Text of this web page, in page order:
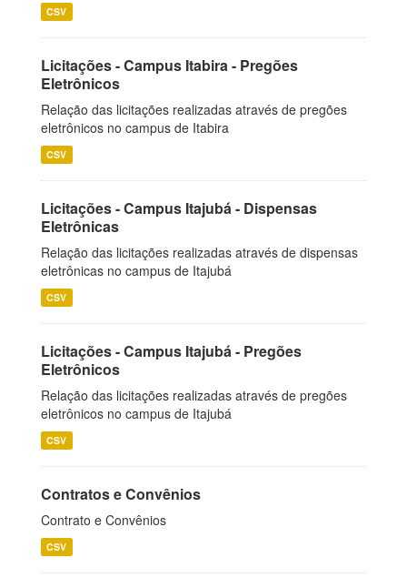
CSV
Licitações - Campus Itabira - Pregões
Eletrônicos
Relação das licitações realizadas através de pregões
eletrônicos no campus de Itabira
CSV
Licitações - Campus Itajubá - Dispensas
Eletrônicas
Relação das licitações realizadas através de dispensas
eletrônicas no campus de Itajubá
CSV
Licitações - Campus Itajubá - Pregões
Eletrônicos
Relação das licitações realizadas através de pregões
eletrônicos no campus de Itajubá
CSV
Contratos e Convênios
Contrato e Convênios
CSV